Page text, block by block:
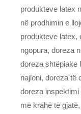
produkteve latex
në prodhimin e
produkteve latex,
ngopura, doreza
doreza shtëpiake
najloni, doreza të
doreza
me krahë të